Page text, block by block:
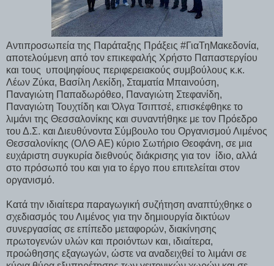
Αντιπροσωπεία της Παράταξης Πράξεις #ΓιαΤηΜακεδονία,
αποτελούμενη από τον επικεφαλής Χρήστο Παπαστεργίου
και τους υποψηφίους περιφερειακούς συμβούλους κ.κ.
Λέων Ζύκα, Βασίλη Λεκίδη, Σταματία Μπαινούση,
Παναγιώτη Παπαδωρόθεο, Παναγιώτη Στεφανίδη,
Παναγιώτη Τουχτίδη και Όλγα Τσιπτσέ, επισκέφθηκε το
λιμάνι της Θεσσαλονίκης και συναντήθηκε με τον Πρόεδρο
του Δ.Σ. και Διευθύνοντα Σύμβουλο του Οργανισμού Λιμένος
Θεσσαλονίκης (ΟΛΘ ΑΕ) κύριο Σωτήριο Θεοφάνη, σε μια
ευχάριστη συγκυρία διεθνούς διάκρισης για τον ίδιο, αλλά
στο πρόσωπό του και για το έργο που επιτελείται στον
οργανισμό.
Κατά την ιδιαίτερα παραγωγική συζήτηση αναπτύχθηκε ο
σχεδιασμός του Λιμένος για την δημιουργία δικτύων
συνεργασίας σε επίπεδο μεταφορών, διακίνησης
πρωτογενών υλών και προιόντων και, ιδιαίτερα,
προώθησης εξαγωγών, ώστε να αναδειχθεί το λιμάνι σε